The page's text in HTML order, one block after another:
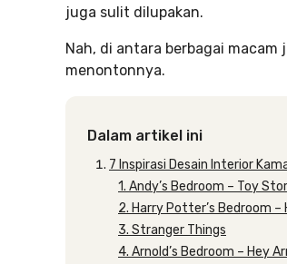
juga sulit dilupakan.
Nah, di antara berbagai
menontonnya.
Dalam artikel ini
7 Inspirasi Desain Interior
1. Andy’s Bedroom – Toy
2. Harry Potter’s Bedroom
3. Stranger Things
4. Arnold’s Bedroom – Hey